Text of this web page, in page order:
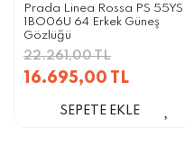
Prada Linea Rossa PS 55YS
1BO06U 64 Erkek Güneş
Gözlüğü
22.261,00 TL
16.695,00 TL
SEPETE EKLE